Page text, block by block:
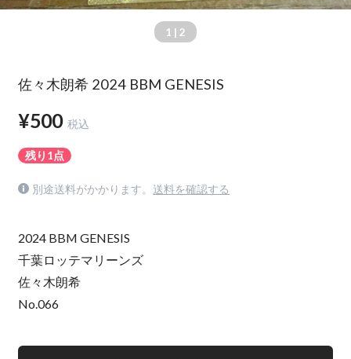
1 | 2
佐々木朗希 2024 BBM GENESIS
¥500 税込
残り1点
別途送料がかかります。 送料を確認する
2024 BBM GENESIS
千葉ロッテマリーンズ
佐々木朗希
No.066